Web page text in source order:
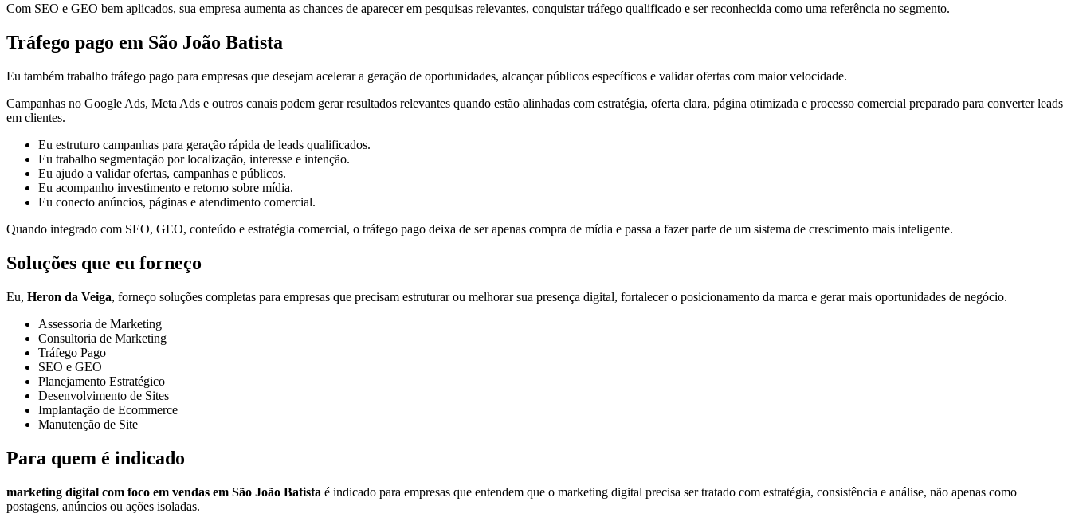
Com SEO e GEO bem aplicados, sua empresa aumenta as chances de aparecer em pesquisas relevantes, conquistar tráfego qualificado e ser reconhecida como uma referência no segmento.
Tráfego pago em São João Batista
Eu também trabalho tráfego pago para empresas que desejam acelerar a geração de oportunidades, alcançar públicos específicos e validar ofertas com maior velocidade.
Campanhas no Google Ads, Meta Ads e outros canais podem gerar resultados relevantes quando estão alinhadas com estratégia, oferta clara, página otimizada e processo comercial preparado para converter leads
em clientes.
Eu estruturo campanhas para geração rápida de leads qualificados.
Eu trabalho segmentação por localização, interesse e intenção.
Eu ajudo a validar ofertas, campanhas e públicos.
Eu acompanho investimento e retorno sobre mídia.
Eu conecto anúncios, páginas e atendimento comercial.
Quando integrado com SEO, GEO, conteúdo e estratégia comercial, o tráfego pago deixa de ser apenas compra de mídia e passa a fazer parte de um sistema de crescimento mais inteligente.
Soluções que eu forneço
Eu, Heron da Veiga, forneço soluções completas para empresas que precisam estruturar ou melhorar sua presença digital, fortalecer o posicionamento da marca e gerar mais oportunidades de negócio.
Assessoria de Marketing
Consultoria de Marketing
Tráfego Pago
SEO e GEO
Planejamento Estratégico
Desenvolvimento de Sites
Implantação de Ecommerce
Manutenção de Site
Para quem é indicado
marketing digital com foco em vendas em São João Batista é indicado para empresas que entendem que o marketing digital precisa ser tratado com estratégia, consistência e análise, não apenas como
postagens, anúncios ou ações isoladas.